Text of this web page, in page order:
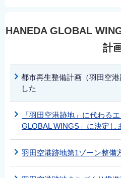
HANEDA GLOBAL
計
都市再生整備計画（羽田空
した
「羽田空港跡地」に代わる
GLOBAL WINGS」に決定し
羽田空港跡地第1ゾーン整備